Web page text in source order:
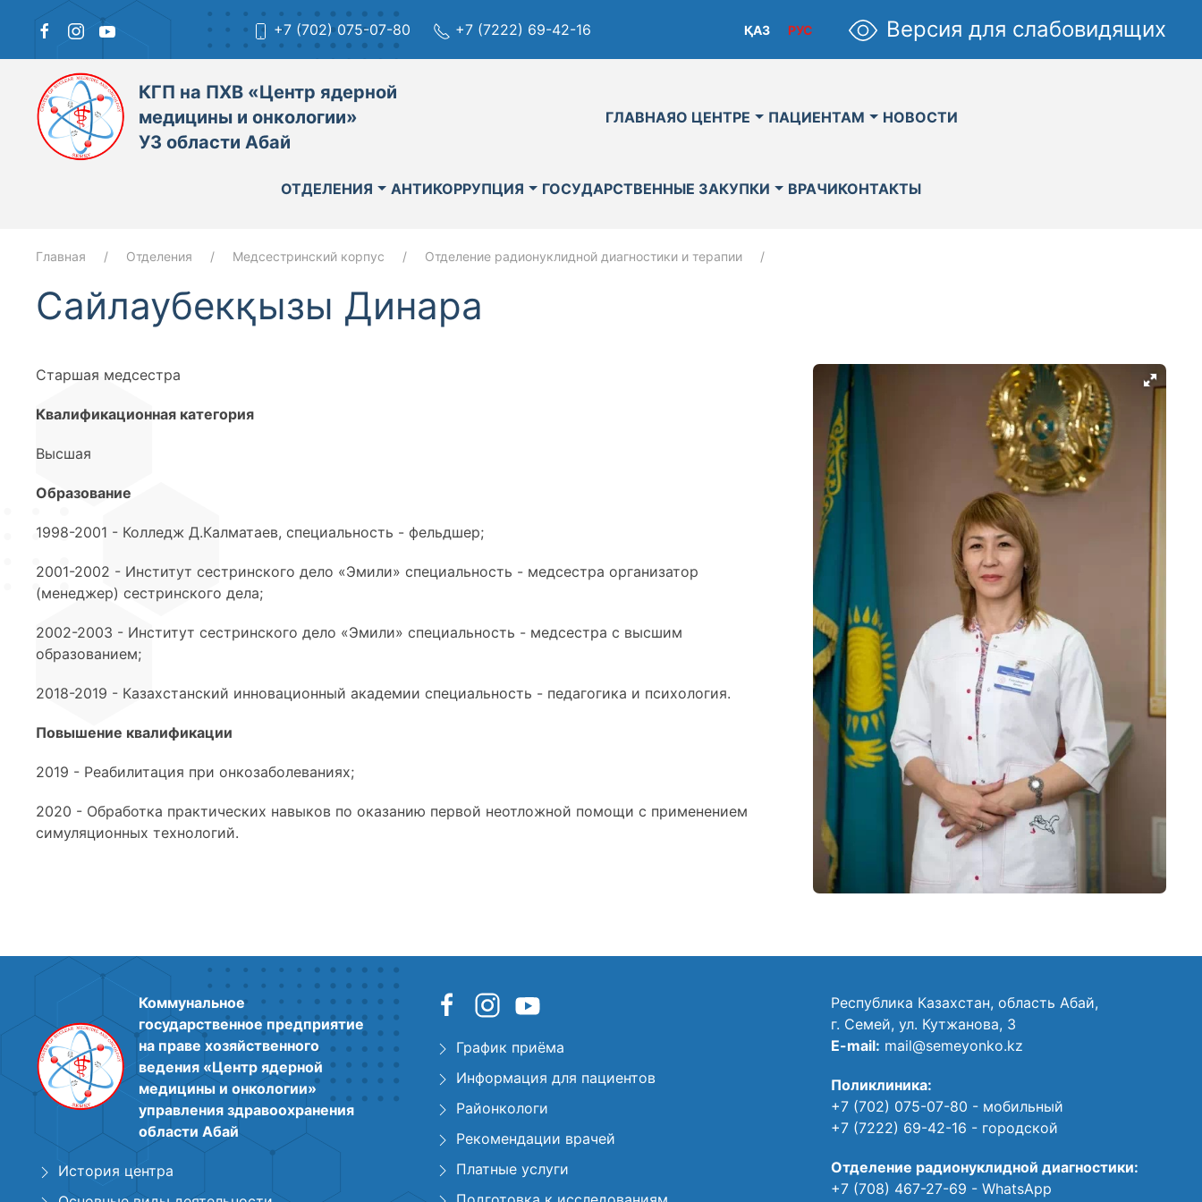
+7 (702) 075-07-80 +7 (7222) 69-42-16 РУС
ҚАЗ Версия для слабовидящих
КГП на ПХВ «Центр ядерной
медицины и онкологии»
УЗ области Абай
ГЛАВНАЯО ЦЕНТРЕ ПАЦИЕНТАМ НОВОСТИ
ОТДЕЛЕНИЯ АНТИКОРРУПЦИЯ ГОСУДАРСТВЕННЫЕ ЗАКУПКИ ВРАЧИКОНТАКТЫ
Главная Отделения Медсестринский корпус Отделение радионуклидной диагностики и терапии
Сайлаубекқызы Динара
Старшая медсестра
Квалификационная категория
Высшая
Образование
1998-2001 - Колледж Д.Калматаев, специальность - фельдшер;
2001-2002 - Институт сестринского дело «Эмили» специальность - медсестра организатор
(менеджер) сестринского дела;
2002-2003 - Институт сестринского дело «Эмили» специальность - медсестра с высшим
образованием;
2018-2019 - Казахстанский инновационный академии специальность - педагогика и психология.
Повышение квалификации
2019 - Реабилитация при онкозаболеваниях;
2020 - Обработка практических навыков по оказанию первой неотложной помощи с применением
симуляционных технологий.
Коммунальное
государственное предприятие
на праве хозяйственного
ведения «Центр ядерной
медицины и онкологии»
управления здравоохранения
области Абай
История центра
График приёма
Информация для пациентов
Районкологи
Рекомендации врачей
Платные услуги
Республика Казахстан, область Абай,
г. Семей, ул. Кутжанова, 3
E-mail: mail@semeyonko.kz
Поликлиника:
+7 (702) 075-07-80 - мобильный
+7 (7222) 69-42-16 - городской
Отделение радионуклидной диагностики:
+7 (708) 467-27-69 - WhatsApp